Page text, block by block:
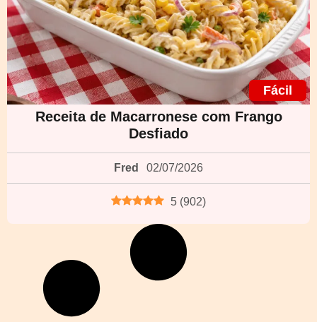
Fácil
Receita de Macarronese com Frango
Desfiado
Fred 02/07/2026
5 (902)